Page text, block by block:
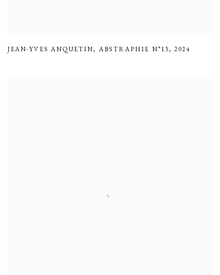
JEAN-YVES ANQUETIN,ABSTRAPHIE N°13, 2024